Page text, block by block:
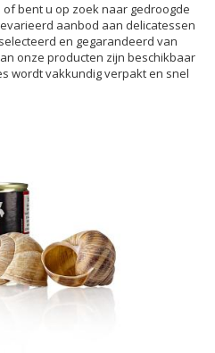
bent u op zoek naar gedroogde
aanbod aan delicatessen
en gegarandeerd van
onze producten zijn beschikbaar
wordt vakkundig verpakt en snel